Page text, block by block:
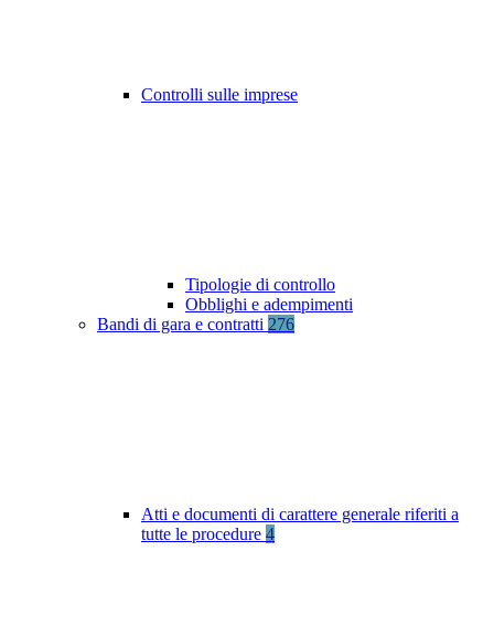
Controlli sulle imprese
Tipologie di controllo
Obblighi e adempimenti
Bandi di gara e contratti 276
Atti e documenti di carattere generale riferiti a
tutte le procedure 4